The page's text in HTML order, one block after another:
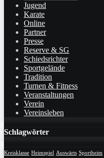
Jugend
Karate
Online
Partner
Presse
Reserve & SG
Schiedsrichter
Sportgelände
Tradition
Turnen & Fitness
Veranstaltungen
Verein
Vereinsleben
Schlagwörter
Kreisklasse Heimspiel Auswärts Sportheim